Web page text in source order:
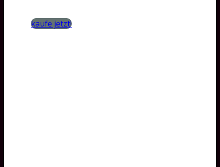
kaufe jetzt!